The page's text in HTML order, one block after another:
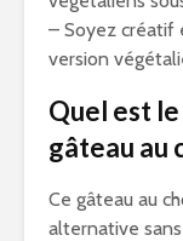
– Soyez créatif
version
Quel est
gâteau au
Ce gâteau au
alternative